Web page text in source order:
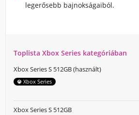
legerősebb bajnokságaiból.
Toplista Xbox Series kategóriában
Xbox Series S 512GB (használt)
Xbox Series
Xbox Series S 512GB